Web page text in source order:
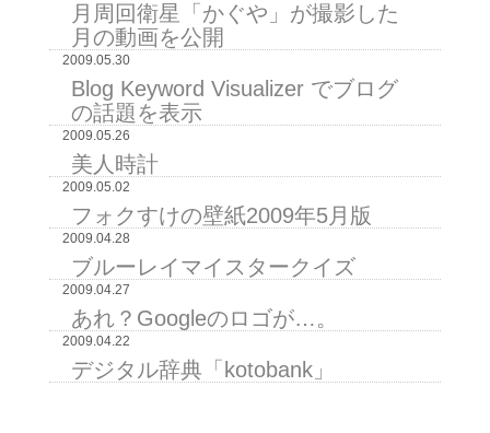
月周回衛星「かぐや」が撮影した
月の動画を公開
2009.05.30
Blog Keyword Visualizer でブログ
の話題を表示
2009.05.26
美人時計
2009.05.02
フォクすけの壁紙2009年5月版
2009.04.28
ブルーレイマイスタークイズ
2009.04.27
あれ？Googleのロゴが…。
2009.04.22
デジタル辞典「kotobank」